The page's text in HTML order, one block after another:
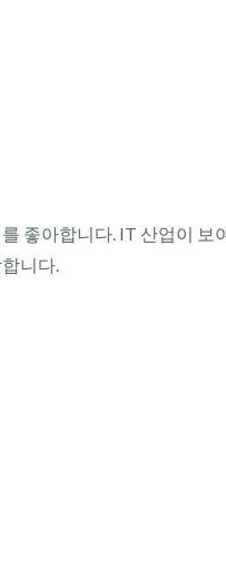
좋아합니다. IT 산업이 보
니다.